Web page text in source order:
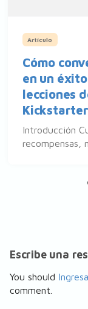
Artículo
Cómo
en un
lecciones
Kickstarter
Introducción
recompensas,
Escribe una
You should
comment.